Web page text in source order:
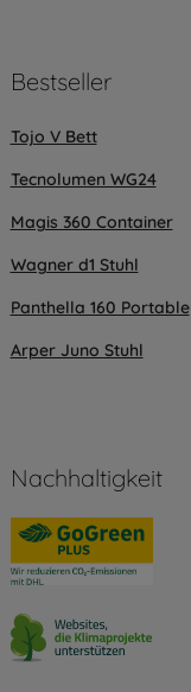
Bestseller
Tojo V Bett
Tecnolumen WG24
Magis 360 Container
Wagner d1 Stuhl
Panthella 160 Portable
Arper Juno Stuhl
Nachhaltigkeit